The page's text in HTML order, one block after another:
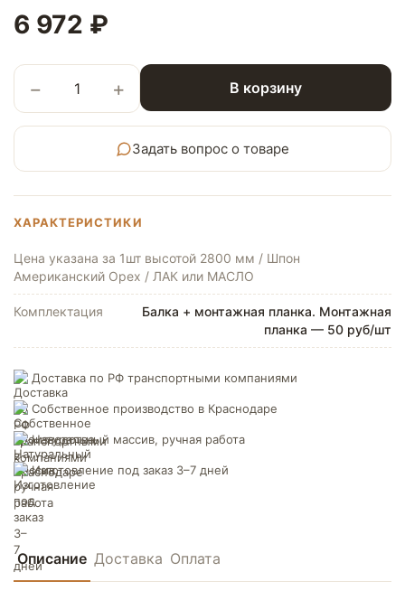
6 972 ₽
− + В корзину
Задать вопрос о товаре
ХАРАКТЕРИСТИКИ
Цена указана за 1шт высотой 2800 мм / Шпон
Американский Орех / ЛАК или МАСЛО
Комплектация
Балка + монтажная планка. Монтажная
планка — 50 руб/шт
Доставка по РФ транспортными компаниями
Собственное производство в Краснодаре
Натуральный массив, ручная работа
Изготовление под заказ 3–7 дней
Описание Доставка Оплата